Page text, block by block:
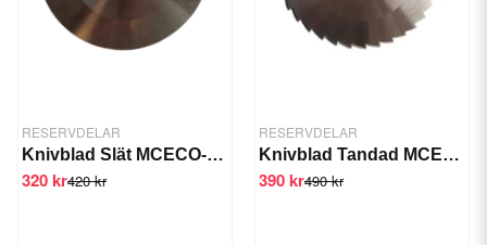
RESERVDELAR
Knivblad Slät MCECO-PS
420 kr
320 kr
RESERVDELAR
Knivblad Tandad MCECO-PT
490 kr
390 kr